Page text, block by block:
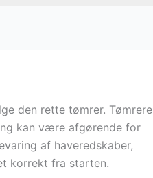
den rette tømrer. Tømrere
kan være afgørende for
af haveredskaber,
korrekt fra starten.